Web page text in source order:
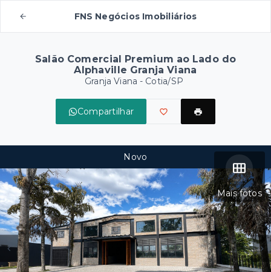
FNS Negócios Imobiliários
Salão Comercial Premium ao Lado do
Alphaville Granja Viana
Granja Viana - Cotia/SP
Compartilhar
Mais fotos
Novo